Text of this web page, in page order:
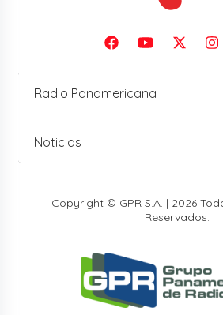
Radio Panamericana
Noticias
Copyright © GPR S.A. | 2026
Reservados.